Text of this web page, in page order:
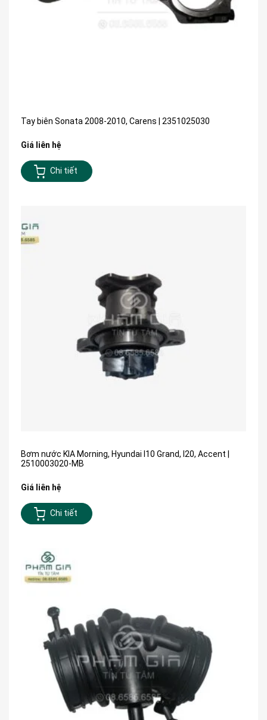
Tay biên Sonata 2008-2010, Carens | 2351025030
Giá liên hệ
Chi tiết
Bơm nước KIA Morning, Hyundai I10 Grand, I20, Accent |
2510003020-MB
Giá liên hệ
Chi tiết